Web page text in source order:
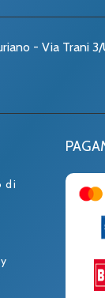
- Via Trani
di